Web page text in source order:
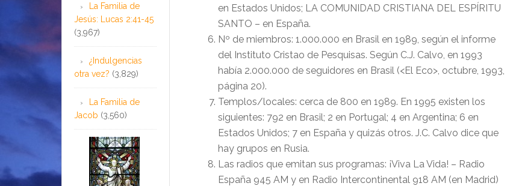
en Estados Unidos; LA COMUNIDAD CRISTIANA DEL ESPÍRITU
SANTO – en España.
Nº de miembros: 1.000.000 en Brasil en 1989, según el informe
del Instituto Cristao de Pesquisas. Según C.J. Calvo, en 1993
había 2.000.000 de seguidores en Brasil (<El Eco>, octubre, 1993,
página 20).
Templos/locales: cerca de 800 en 1989. En 1995 existen los
siguientes: 792 en Brasil; 2 en Portugal; 4 en Argentina; 6 en
Estados Unidos; 7 en España y quizás otros. J.C. Calvo dice que
hay grupos en Rusia.
Las radios que emitan sus programas: ¡Viva La Vida! – Radio
España 945 AM y en Radio Intercontinental 918 AM (en Madrid)
La Familia de
Jesús: Lucas 2:41-45
(3,967)
¿Indulgencias
otra vez? (3,829)
La Familia de
Jacob (3,560)